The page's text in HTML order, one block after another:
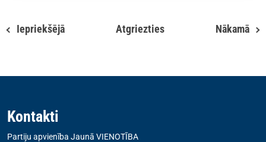
Iepriekšējā Atgriezties Nākamā
Kontakti
Partiju apvienība Jaunā VIENOTĪBA